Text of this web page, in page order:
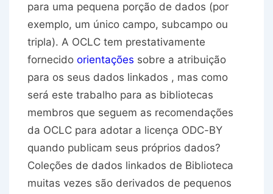
para uma pequena porção de dados (por
exemplo, um único campo, subcampo ou
tripla). A OCLC tem prestativamente
fornecido orientações sobre a atribuição
para os seus dados linkados , mas como
será este trabalho para as bibliotecas
membros que seguem as recomendações
da OCLC para adotar a licença ODC-BY
quando publicam seus próprios dados?
Coleções de dados linkados de Biblioteca
muitas vezes são derivados de pequenos